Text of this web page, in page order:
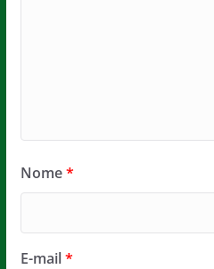
Nome*
E-mail*